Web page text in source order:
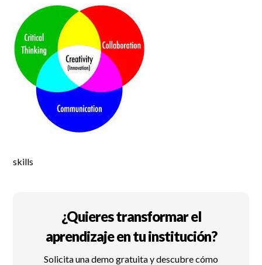
skills
¿Quieres transformar el
aprendizaje en tu institución?
Solicita una demo gratuita y descubre cómo